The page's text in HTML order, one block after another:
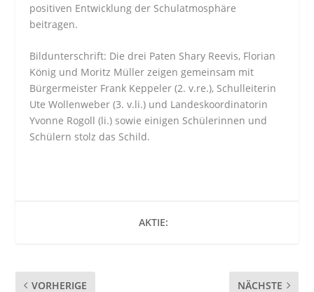
positiven Entwicklung der Schulatmosphäre
beitragen.
Bildunterschrift: Die drei Paten Shary Reevis, Florian
König und Moritz Müller zeigen gemeinsam mit
Bürgermeister Frank Keppeler (2. v.re.), Schulleiterin
Ute Wollenweber (3. v.li.) und Landeskoordinatorin
Yvonne Rogoll (li.) sowie einigen Schülerinnen und
Schülern stolz das Schild.
AKTIE:
VORHERIGE NÄCHSTE